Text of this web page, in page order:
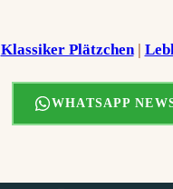
Klassiker Plätzchen |
WHATSAPP